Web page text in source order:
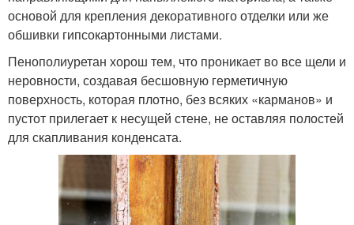
основой для крепления декоративного отделки или же
обшивки гипсокартонными листами.
Пенополиуретан хорош тем, что проникает во все щели и
неровности, создавая бесшовную герметичную
поверхность, которая плотно, без всяких «карманов» и
пустот прилегает к несущей стене, не оставляя полостей
для скапливания конденсата.